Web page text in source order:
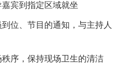
宾到指定区域就坐
位、节目的通知，与主持人
序，保持现场卫生的清洁